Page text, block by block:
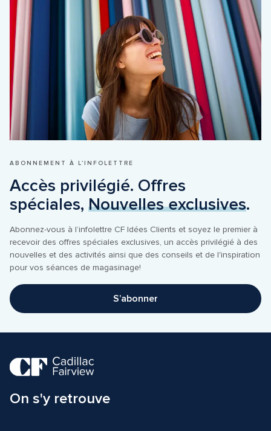
ABONNEMENT À L’INFOLETTRE
Accès privilégié. Offres
spéciales, Nouvelles exclusives.
Abonnez-vous à l’infolettre CF Idées Clients et soyez le premier à
recevoir des offres spéciales exclusives, un accès privilégié à des
nouvelles et des activités ainsi que des conseils et de l'inspiration
pour vos séances de magasinage!
S’abonner
On s'y retrouve